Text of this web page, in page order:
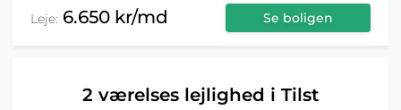
Leje: 6.650 kr/md Se boligen
2 værelses lejlighed i Tilst